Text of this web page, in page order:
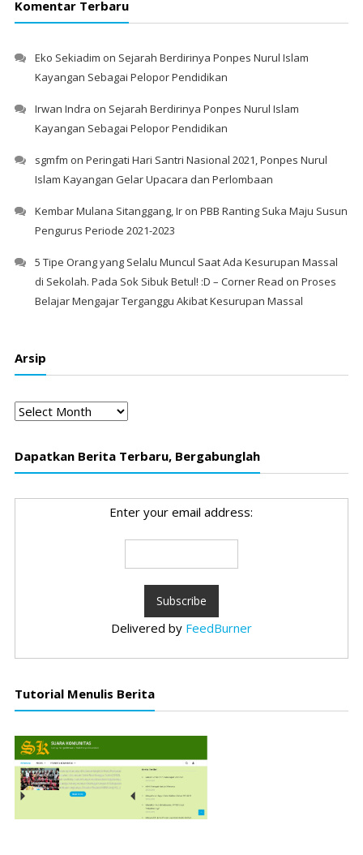
Komentar Terbaru
Eko Sekiadim on Sejarah Berdirinya Ponpes Nurul Islam
Kayangan Sebagai Pelopor Pendidikan
Irwan Indra on Sejarah Berdirinya Ponpes Nurul Islam
Kayangan Sebagai Pelopor Pendidikan
sgmfm on Peringati Hari Santri Nasional 2021, Ponpes Nurul
Islam Kayangan Gelar Upacara dan Perlombaan
Kembar Mulana Sitanggang, Iron PBB Ranting Suka Maju Susun
Pengurus Periode 2021-2023
5 Tipe Orang yang Selalu Muncul Saat Ada Kesurupan Massal
di Sekolah. Pada Sok Sibuk Betul! :D – Corner Read on Proses
Belajar Mengajar Terganggu Akibat Kesurupan Massal
Arsip
Arsip
Dapatkan Berita Terbaru, Bergabunglah
Enter your email address:
Delivered by FeedBurner
Tutorial Menulis Berita